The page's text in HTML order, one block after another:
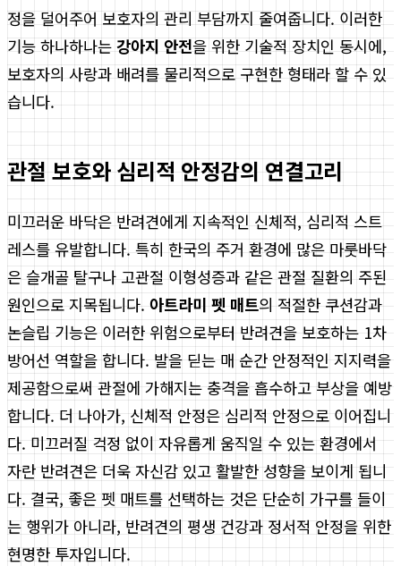
정을 덜어주어 보호자의 관리 부담까지 줄여줍니다. 이러한
기능 하나하나는 강아지 안전을 위한 기술적 장치인 동시에,
보호자의 사랑과 배려를 물리적으로 구현한 형태라 할 수 있
습니다.
관절 보호와 심리적 안정감의 연결고리
미끄러운 바닥은 반려견에게 지속적인 신체적, 심리적 스트
레스를 유발합니다. 특히 한국의 주거 환경에 많은 마룻바닥
은 슬개골 탈구나 고관절 이형성증과 같은 관절 질환의 주된
원인으로 지목됩니다. 아트라미 펫 매트의 적절한 쿠션감과
논슬립 기능은 이러한 위험으로부터 반려견을 보호하는 1차
방어선 역할을 합니다. 발을 딛는 매 순간 안정적인 지지력을
제공함으로써 관절에 가해지는 충격을 흡수하고 부상을 예방
합니다. 더 나아가, 신체적 안정은 심리적 안정으로 이어집니
다. 미끄러질 걱정 없이 자유롭게 움직일 수 있는 환경에서
자란 반려견은 더욱 자신감 있고 활발한 성향을 보이게 됩니
다. 결국, 좋은 펫 매트를 선택하는 것은 단순히 가구를 들이
는 행위가 아니라, 반려견의 평생 건강과 정서적 안정을 위한
현명한 투자입니다.